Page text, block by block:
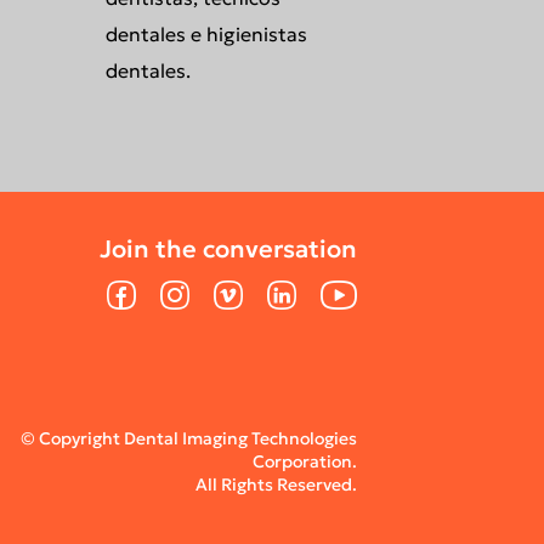
dentales e higienistas
dentales.
Join the conversation
FacebookInstagramVimeoLinkedInYouTube
© Copyright Dental Imaging Technologies
Corporation.
All Rights Reserved.